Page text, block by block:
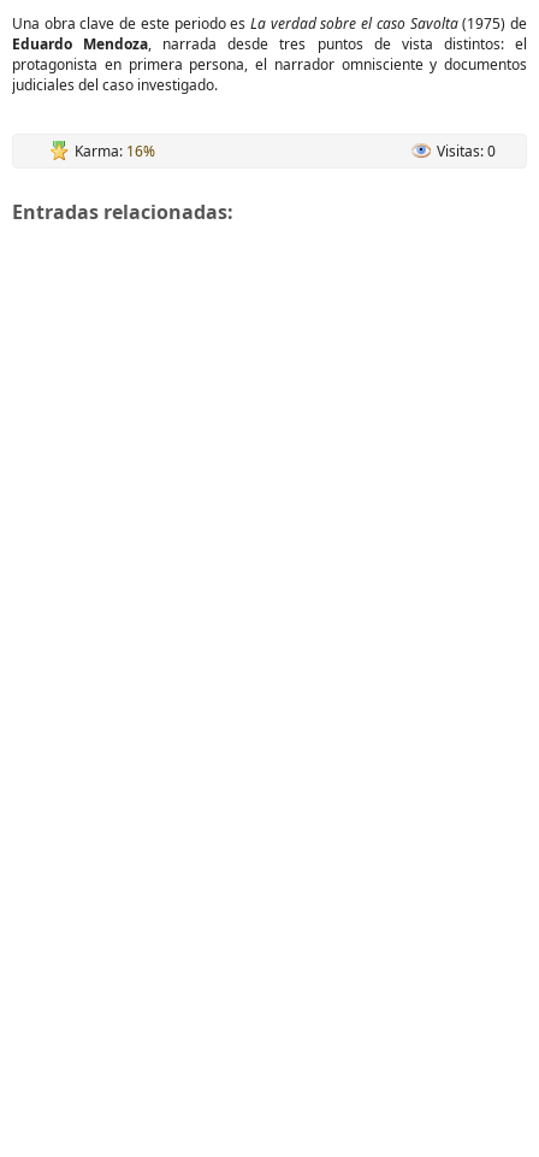
Una obra clave de este periodo es La verdad sobre el caso Savolta(1975) de
Eduardo Mendoza, narrada desde tres puntos de vista distintos: el
protagonista en primera persona, el narrador omnisciente y documentos
judiciales del caso investigado.
Karma: 16% Visitas: 0
Entradas relacionadas: